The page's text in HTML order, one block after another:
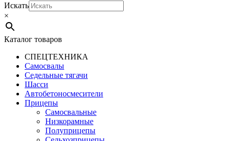
Искать
×
Каталог товаров
СПЕЦТЕХНИКА
Самосвалы
Седельные тягачи
Шасси
Автобетоно­смесители
Прицепы
Самосвальные
Низкорамные
Полуприцепы